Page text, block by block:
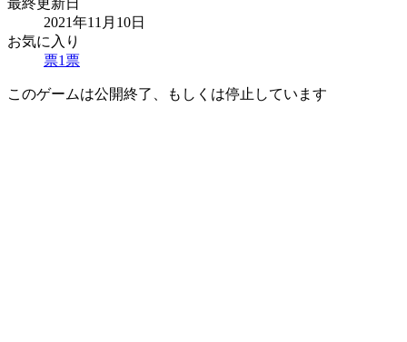
2021年11月10日
お気に入り
票1 票
このゲームは公開終了、もしくは停止しています